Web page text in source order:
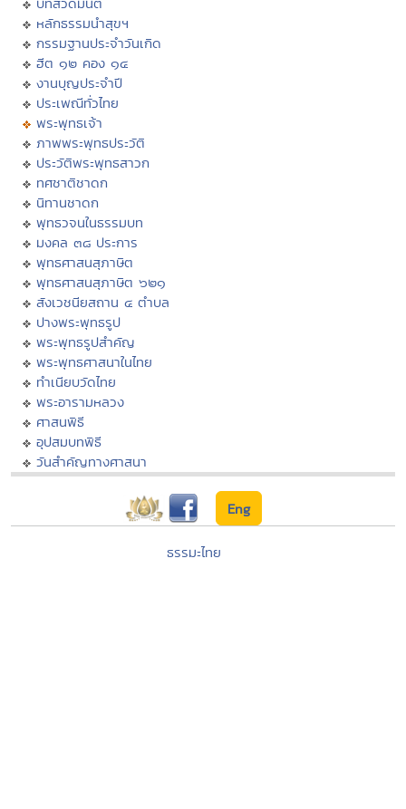
หลักธรรมนำสุขฯ
กรรมฐานประจำวันเกิด
ฮีต ๑๒ คอง ๑๔
งานบุญประจำปี
ประเพณีทั่วไทย
พระพุทธเจ้า
ภาพพระพุทธประวัติ
ประวัติพระพุทธสาวก
ทศชาติชาดก
นิทานชาดก
พุทธวจนในธรรมบท
มงคล ๓๘ ประการ
พุทธศาสนสุภาษิต
พุทธศาสนสุภาษิต ๖๒๑
สังเวชนียสถาน ๔ ตำบล
ปางพระพุทธรูป
พระพุทธรูปสำคัญ
พระพุทธศาสนาในไทย
ทำเนียบวัดไทย
พระอารามหลวง
ศาสนพิธี
อุปสมบทพิธี
วันสำคัญทางศาสนา
Eng
ธรรมะไทย